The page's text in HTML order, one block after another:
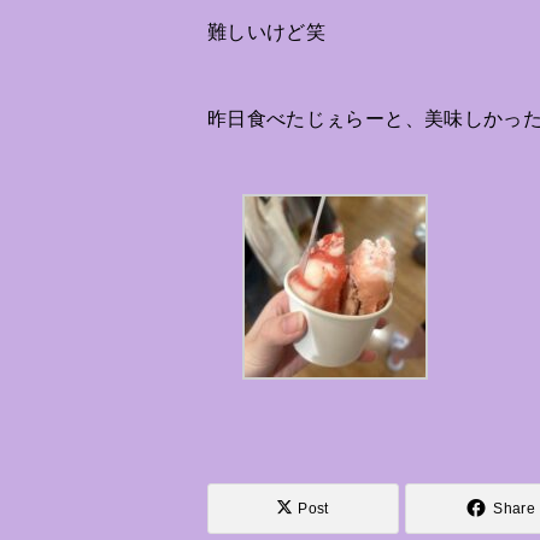
難しいけど笑
昨日食べたじぇらーと、美味しかった
Post Share